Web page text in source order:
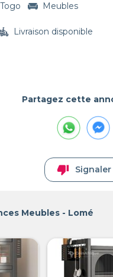
Meubles
Livraison disponible
Partagez cette
thumb_down
Meubles - Lomé